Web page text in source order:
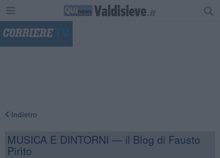
Indietro
MUSICA E DINTORNI — il Blog di Fausto
Pirìto